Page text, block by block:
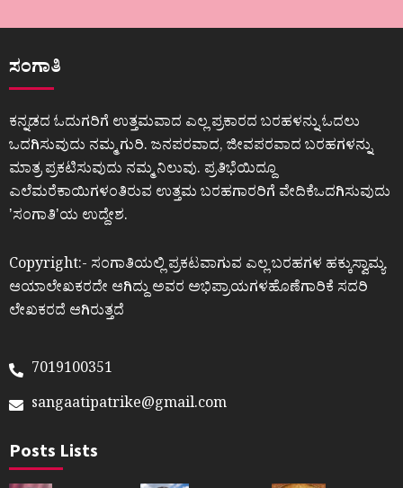
ಸಂಗಾತಿ
ಕನ್ನಡದ ಓದುಗರಿಗೆ ಉತ್ತಮವಾದ ಎಲ್ಲ ಪ್ರಕಾರದ ಬರಹಳನ್ನು ಓದಲು
ಒದಗಿಸುವುದು ನಮ್ಮ ಗುರಿ. ಜನಪರವಾದ, ಜೀವಪರವಾದ ಬರಹಗಳನ್ನು
ಮಾತ್ರ ಪ್ರಕಟಿಸುವುದು ನಮ್ಮ ನಿಲುವು. ಪ್ರತಿಭೆಯಿದ್ದೂ
ಎಲೆಮರೆಕಾಯಿಗಳಂತಿರುವ ಉತ್ತಮ ಬರಹಗಾರರಿಗೆ ವೇದಿಕೆಒದಗಿಸುವುದು
ʼಸಂಗಾತಿʼಯ ಉದ್ದೇಶ.
Copyright:- ಸಂಗಾತಿಯಲ್ಲಿ ಪ್ರಕಟವಾಗುವ ಎಲ್ಲ ಬರಹಗಳ ಹಕ್ಕುಸ್ವಾಮ್ಯ
ಆಯಾಲೇಖಕರದೇ ಆಗಿದ್ದು ಅವರ ಅಭಿಪ್ರಾಯಗಳಹೊಣೆಗಾರಿಕೆ ಸದರಿ
ಲೇಖಕರದೆ ಆಗಿರುತ್ತದೆ
7019100351
sangaatipatrike@gmail.com
Posts Lists